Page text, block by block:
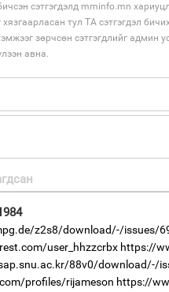
сэтгэгдэлд mminfo.mn
хязгаарласан тул ТА сэтгэгдэл
зөрчсөн сэтгэгдлийг админ
авна.
z2s8/download/-/issues/
user_hhzzcrbx https://
88v0/download/-/
profiles/rijameson https://